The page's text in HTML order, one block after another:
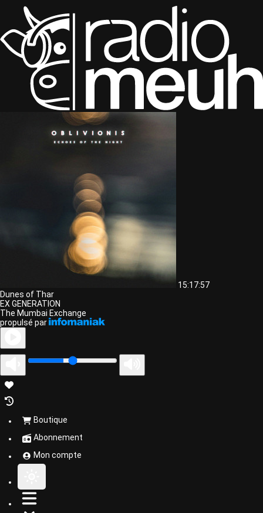
15:17:57
Dunes of Thar
EX GENERATION
The Mumbai Exchange
propulsé par
Boutique
Abonnement
Mon compte